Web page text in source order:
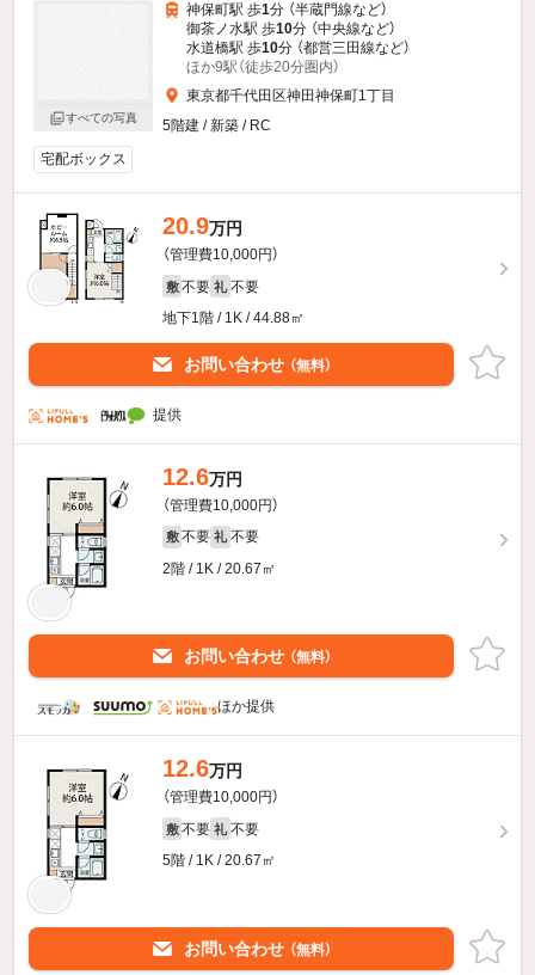
すべての写真
神保町駅 歩1分 （半蔵門線など）
御茶ノ水駅 歩10分 （中央線など）
水道橋駅 歩10分 （都営三田線など）
ほか9駅（徒歩20分圏内）
東京都千代田区神田神保町1丁目
5階建 / 新築 / RC
宅配ボックス
20.9万円
（管理費10,000円）
敷 不要 礼 不要
地下1階 / 1K / 44.88㎡
お問い合わせ （無料）
提供
12.6万円
（管理費10,000円）
敷 不要 礼 不要
2階 / 1K / 20.67㎡
お問い合わせ （無料）
ほか提供
12.6万円
（管理費10,000円）
敷 不要 礼 不要
5階 / 1K / 20.67㎡
お問い合わせ （無料）